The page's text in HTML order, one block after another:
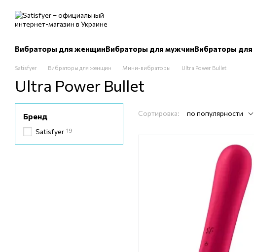
Вибраторы для женщинВибраторы для мужчинВибраторы для
Satisfyer Вибраторы для женщин Мини-вибраторы Ultra Power Bullet
Ultra Power Bullet
Сортировка: по популярности
Бренд
Satisfyer 19